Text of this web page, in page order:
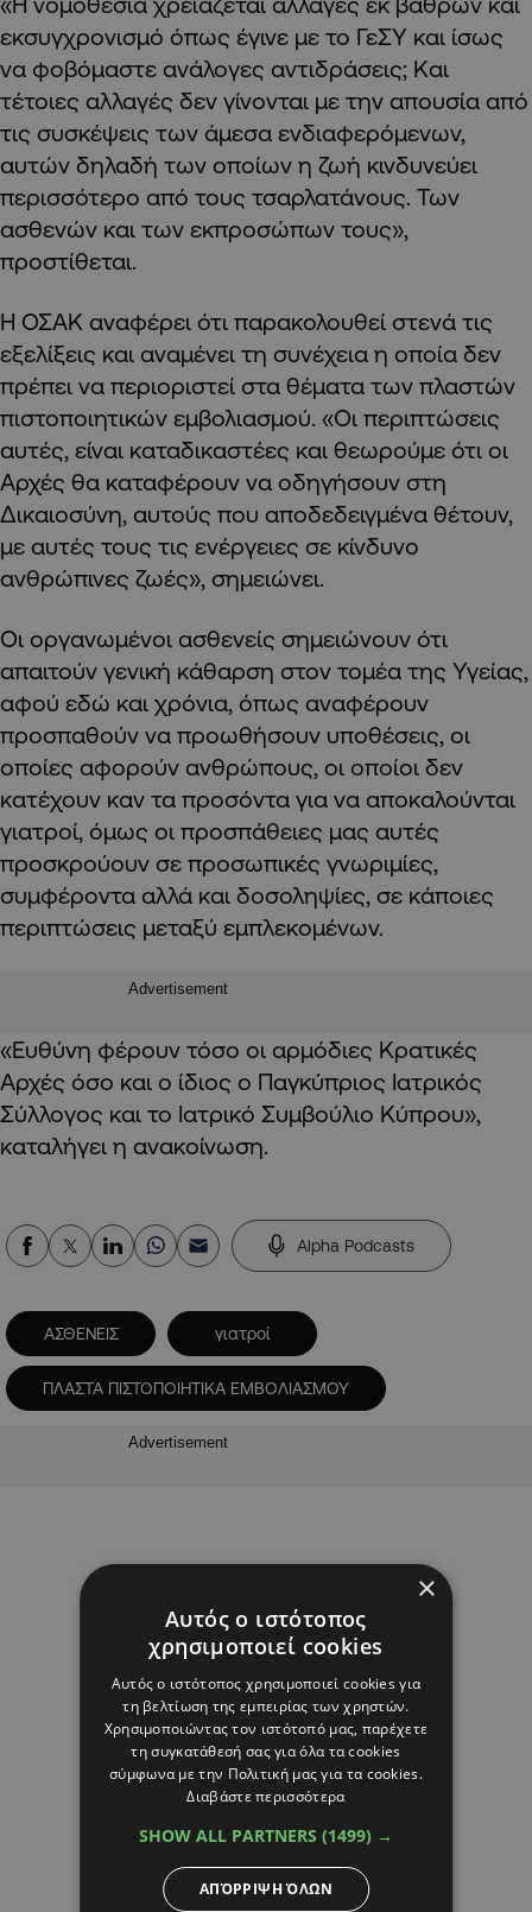
εκσυγχρονισμό όπως έγινε με το ΓεΣΥ και ίσως
να φοβόμαστε ανάλογες αντιδράσεις; Και
τέτοιες αλλαγές δεν γίνονται με την απουσία από
τις συσκέψεις των άμεσα ενδιαφερόμενων,
αυτών δηλαδή των οποίων η ζωή κινδυνεύει
περισσότερο από τους τσαρλατάνους. Των
ασθενών και των εκπροσώπων τους»,
προστίθεται.
Η ΟΣΑΚ αναφέρει ότι παρακολουθεί στενά τις
εξελίξεις και αναμένει τη συνέχεια η οποία δεν
πρέπει να περιοριστεί στα θέματα των πλαστών
πιστοποιητικών εμβολιασμού. «Οι περιπτώσεις
αυτές, είναι καταδικαστέες και θεωρούμε ότι οι
Αρχές θα καταφέρουν να οδηγήσουν στη
Δικαιοσύνη, αυτούς που αποδεδειγμένα θέτουν,
με αυτές τους τις ενέργειες σε κίνδυνο
ανθρώπινες ζωές», σημειώνει.
Οι οργανωμένοι ασθενείς σημειώνουν ότι
απαιτούν γενική κάθαρση στον τομέα της Υγείας,
αφού εδώ και χρόνια, όπως αναφέρουν
προσπαθούν να προωθήσουν υποθέσεις, οι
οποίες αφορούν ανθρώπους, οι οποίοι δεν
κατέχουν καν τα προσόντα για να αποκαλούνται
γιατροί, όμως οι προσπάθειες μας αυτές
προσκρούουν σε προσωπικές γνωριμίες,
συμφέροντα αλλά και δοσοληψίες, σε κάποιες
περιπτώσεις μεταξύ εμπλεκομένων.
Advertisement
«Ευθύνη φέρουν τόσο οι αρμόδιες Κρατικές
Αρχές όσο και ο ίδιος ο Παγκύπριος Ιατρικός
Σύλλογος και το Ιατρικό Συμβούλιο Κύπρου»,
καταλήγει η ανακοίνωση.
Alpha Podcasts
ΑΣΘΕΝΕΙΣ γιατροί
ΠΛΑΣΤΑ ΠΙΣΤΟΠΟΙΗΤΙΚΑ ΕΜΒΟΛΙΑΣΜΟΥ
Advertisement
×
Αυτός ο ιστότοπος
χρησιμοποιεί cookies
Αυτός ο ιστότοπος χρησιμοποιεί cookies για
τη βελτίωση της εμπειρίας των χρηστών.
Χρησιμοποιώντας τον ιστότοπό μας, παρέχετε
τη συγκατάθεσή σας για όλα τα cookies
σύμφωνα με την Πολιτική μας για τα cookies.
Διαβάστε περισσότερα
SHOW ALL PARTNERS (1499) →
ΑΠΌΡΡΙΨΗ ΌΛΩΝ